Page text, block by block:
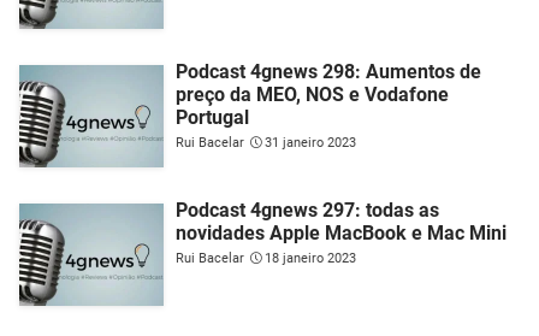
Podcast 4gnews 298: Aumentos de
preço da MEO, NOS e Vodafone
Portugal
Rui Bacelar 31 janeiro 2023
Podcast 4gnews 297: todas as
novidades Apple MacBook e Mac Mini
Rui Bacelar 18 janeiro 2023